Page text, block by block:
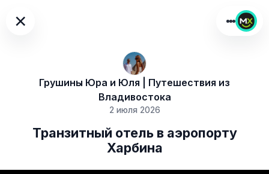
×
Грушины Юра и Юля | Путешествия из
Владивостока
2 июля 2026
Транзитный отель в аэропорту
Харбина